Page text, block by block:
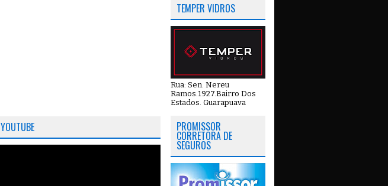
YOUTUBE
TEMPER VIDROS
Rua: Sen. Nereu
Ramos.1927.Bairro Dos
Estados. Guarapuava
PROMISSOR
CORRETORA DE
SEGUROS